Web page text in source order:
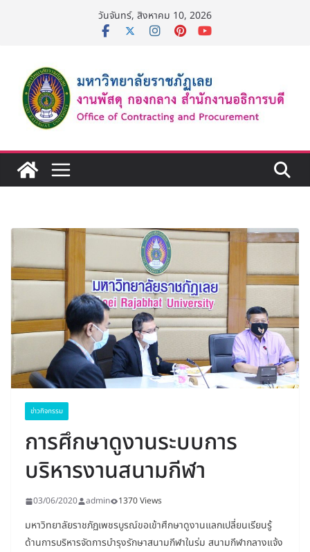
วันจันทร์, สิงหาคม 10, 2026
ข่าวกิจกรรม
การศึกษาดูงานระบบการ
บริหารงานสนามกีฬา
03/06/2020 admin 1370 Views
มหาวิทยาลัยราชภัฏเพชรบูรณ์ขอเข้าศึกษาดูงานแลกเปลี่ยนเรียนรู้
ด้านการบริหารจัดการบำรุงรักษาสนามกีฬาในร่ม สนามกีฬากลางแจ้ง